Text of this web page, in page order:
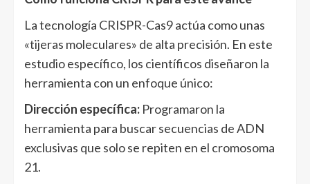
La tecnología CRISPR-Cas9 actúa como unas
«tijeras moleculares» de alta precisión. En este
estudio específico, los científicos diseñaron la
herramienta con un enfoque único:
Dirección específica: Programaron la
herramienta para buscar secuencias de ADN
exclusivas que solo se repiten en el cromosoma
21.